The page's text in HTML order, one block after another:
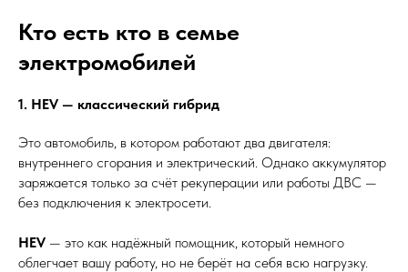
Кто есть кто в семье
электромобилей
1. HEV — классический гибрид
Это автомобиль, в котором работают два двигателя:
внутреннего сгорания и электрический. Однако аккумулятор
заряжается только за счёт рекуперации или работы ДВС —
без подключения к электросети.
HEV — это как надёжный помощник, который немного
облегчает вашу работу, но не берёт на себя всю нагрузку.